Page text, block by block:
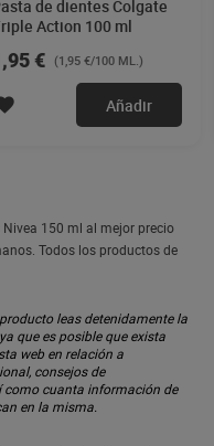
de dientes Colgate
Action 100 ml
€ (1,95 €/100 ML.)
Añadir
150 ml al mejor precio
Todos los productos de
leas detenidamente la
que es posible que exista
web en relación a
consejos de
cuanta información de
en la misma.